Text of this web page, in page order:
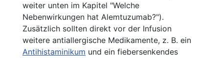
weiter unten im Kapitel "Welche
Nebenwirkungen hat Alemtuzumab?").
Zusätzlich sollten direkt vor der Infusion
weitere antiallergische Medikamente, z. B. ein
Antihistaminikum und ein fiebersenkendes